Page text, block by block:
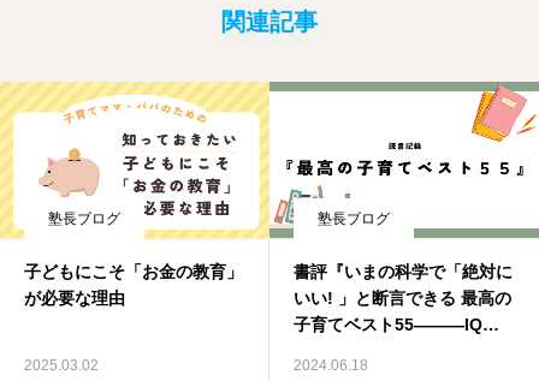
関連記事
塾長ブログ
子どもにこそ「お金の教育」
が必要な理由
2025.03.02
塾長ブログ
書評『いまの科学で「絶対に
いい! 」と断言できる 最高の
子育てベスト55―――IQが
2024.06.18